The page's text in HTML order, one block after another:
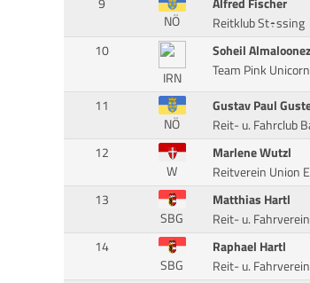
NÖ
Reitklub St÷ssing
10
IRN
Soheil
Team Pink Unicorn
11
NÖ
Gustav Paul
Reit- u. Fahrclub
12
W
Marlene Wutzl
Reitverein Union
13
SBG
Matthias Hartl
Reit- u.
14
SBG
Raphael Hartl
Reit- u.